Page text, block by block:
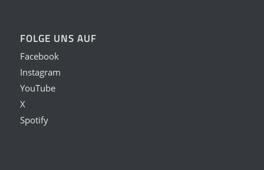
FOLGE UNS AUF
Facebook
Instagram
YouTube
X
Spotify